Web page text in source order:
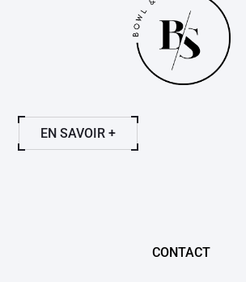
EN SAVOIR +
CONTACT